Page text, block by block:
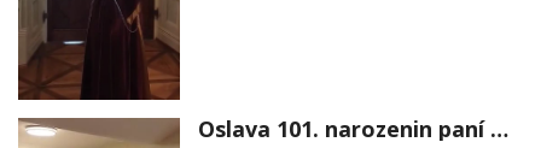
Oslava 101. narozenin paní Věry Skořepové